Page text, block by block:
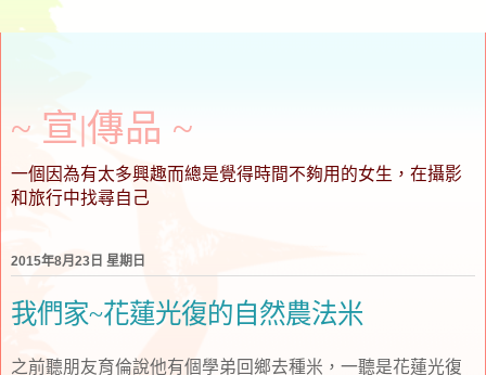
~ 宣∣傳品 ~
一個因為有太多興趣而總是覺得時間不夠用的女生，在攝影
和旅行中找尋自己
2015年8月23日 星期日
我們家~花蓮光復的自然農法米
之前聽朋友育倫說他有個學弟回鄉去種米，一聽是花蓮光復